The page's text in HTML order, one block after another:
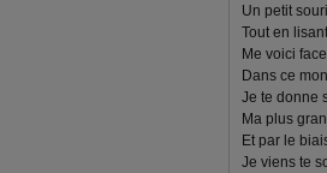
Un petit
Tout en
Me voici
Dans ce
Je te donne
Ma plus
Et par le
Je viens te